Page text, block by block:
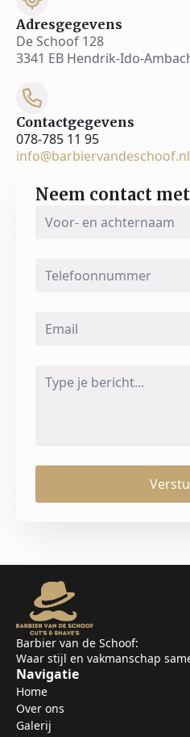
Adresgegevens
De Schoof 128
3341 EB Hendrik-Ido-
Contactgegevens
078-785 11 95
info@barbiervandeschoof.nl
Neem contact
en
Barbier van de Schoof:
Waar stijl en vakmanschap
Navigatie
Home
Over ons
Galerij